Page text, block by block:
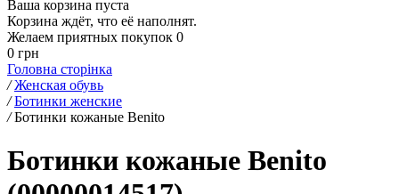
Ваша корзина пуста
Корзина ждёт, что её наполнят.
Желаем приятных покупок 0
0 грн
Головна сторінка
/ Женская обувь
/ Ботинки женские
/ Ботинки кожаные Benito
Ботинки кожаные Benito